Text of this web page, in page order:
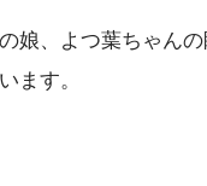
娘、よつ葉ちゃん
ます。